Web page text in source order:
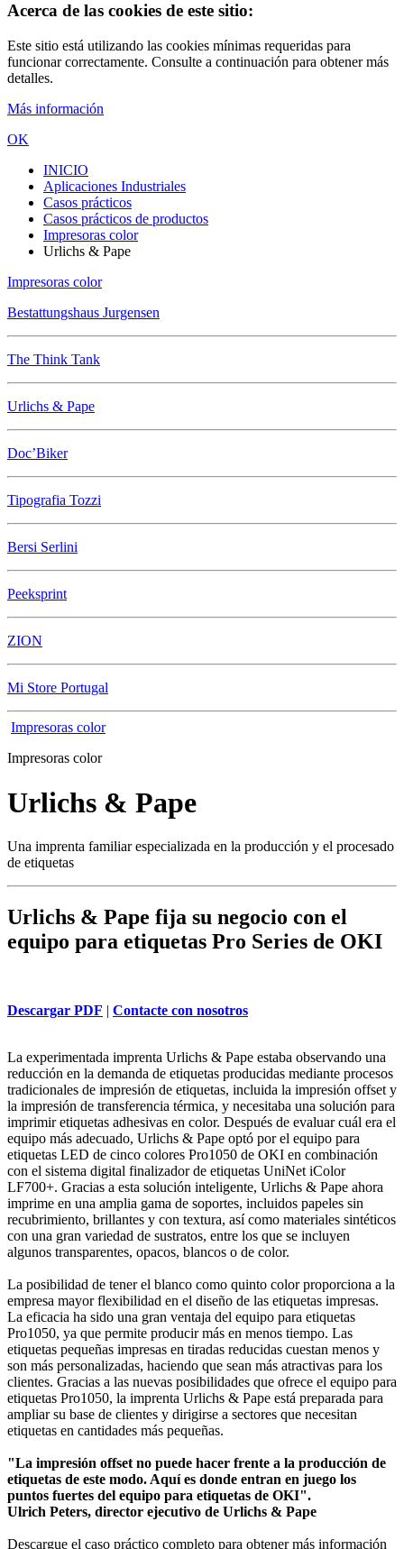
Acerca de las cookies de este sitio:
Este sitio está utilizando las cookies mínimas requeridas para
funcionar correctamente. Consulte a continuación para obtener más
detalles.
Más información
OK
INICIO
Aplicaciones Industriales
Casos prácticos
Casos prácticos de productos
Impresoras color
Urlichs & Pape
Impresoras color
Bestattungshaus Jurgensen
The Think Tank
Urlichs & Pape
Doc’Biker
Tipografia Tozzi
Bersi Serlini
Peeksprint
ZION
Mi Store Portugal
Impresoras color
Impresoras color
Urlichs & Pape
Una imprenta familiar especializada en la producción y el procesado
de etiquetas
Urlichs & Pape fija su negocio con el
equipo para etiquetas Pro Series de OKI
Descargar PDF | Contacte con nosotros
La experimentada imprenta Urlichs & Pape estaba observando una
reducción en la demanda de etiquetas producidas mediante procesos
tradicionales de impresión de etiquetas, incluida la impresión offset y
la impresión de transferencia térmica, y necesitaba una solución para
imprimir etiquetas adhesivas en color. Después de evaluar cuál era el
equipo más adecuado, Urlichs & Pape optó por el equipo para
etiquetas LED de cinco colores Pro1050 de OKI en combinación
con el sistema digital finalizador de etiquetas UniNet iColor
LF700+. Gracias a esta solución inteligente, Urlichs & Pape ahora
imprime en una amplia gama de soportes, incluidos papeles sin
recubrimiento, brillantes y con textura, así como materiales sintéticos
con una gran variedad de sustratos, entre los que se incluyen
algunos transparentes, opacos, blancos o de color.
La posibilidad de tener el blanco como quinto color proporciona a la
empresa mayor flexibilidad en el diseño de las etiquetas impresas.
La eficacia ha sido una gran ventaja del equipo para etiquetas
Pro1050, ya que permite producir más en menos tiempo. Las
etiquetas pequeñas impresas en tiradas reducidas cuestan menos y
son más personalizadas, haciendo que sean más atractivas para los
clientes. Gracias a las nuevas posibilidades que ofrece el equipo para
etiquetas Pro1050, la imprenta Urlichs & Pape está preparada para
ampliar su base de clientes y dirigirse a sectores que necesitan
etiquetas en cantidades más pequeñas.
"La impresión offset no puede hacer frente a la producción de
etiquetas de este modo. Aquí es donde entran en juego los
puntos fuertes del equipo para etiquetas de OKI".
Ulrich Peters, director ejecutivo de Urlichs & Pape
Descargue el caso práctico completo para obtener más información